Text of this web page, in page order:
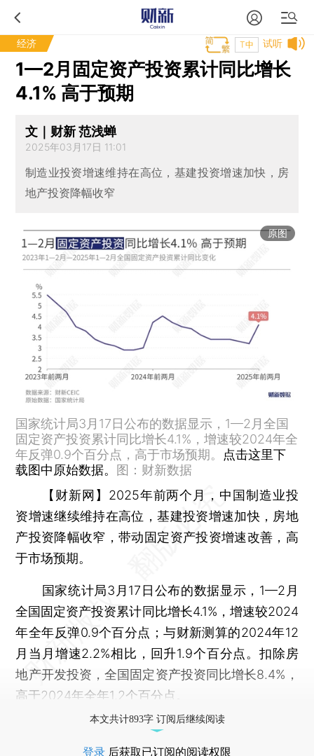
经济 试听
T中
1—2月固定资产投资累计同比增长
4.1% 高于预期
文｜财新 范浅蝉
2025年03月17日 11:01
制造业投资增速维持在高位，基建投资增速加快，房
地产投资降幅收窄
原图
国家统计局3月17日公布的数据显示，1—2月全国
固定资产投资累计同比增长4.1%，增速较2024年全
年反弹0.9个百分点，高于市场预期。 点击这里下
载图中原始数据。 图：财新数据
【财新网】 2025年前两个月，中国制造业投
资增速继续维持在高位，基建投资增速加快，房地
产投资降幅收窄，带动固定资产投资增速改善，高
于市场预期。
国家统计局3月17日公布的数据显示，1—2月
全国固定资产投资累计同比增长4.1%，增速较2024
年全年反弹0.9个百分点；与财新测算的2024年12
月当月增速2.2%相比，回升1.9个百分点。扣除房
地产开发投资，全国固定资产投资同比增长8.4%，
高于2024年全年1.2个百分点。
本文共计893字 订阅后继续阅读
登录 后获取已订阅的阅读权限